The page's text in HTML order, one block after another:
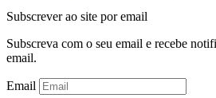
Subscrever ao site por email
Subscreva com o seu email e recebe
email.
Email